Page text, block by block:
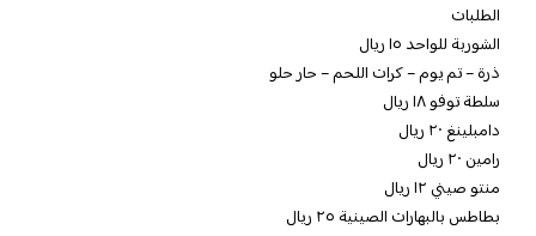
الطلبات
الشوربة للواحد ١٥ ريال
ذرة – تم يوم – كرات اللحم – حار حلو
سلطة توفو ١٨ ريال
دامبلينغ ٢٠ ريال
رامين ٢٠ ريال
منتو صيني ١٢ ريال
بطاطس بالبهارات الصينية ٢٥ ريال